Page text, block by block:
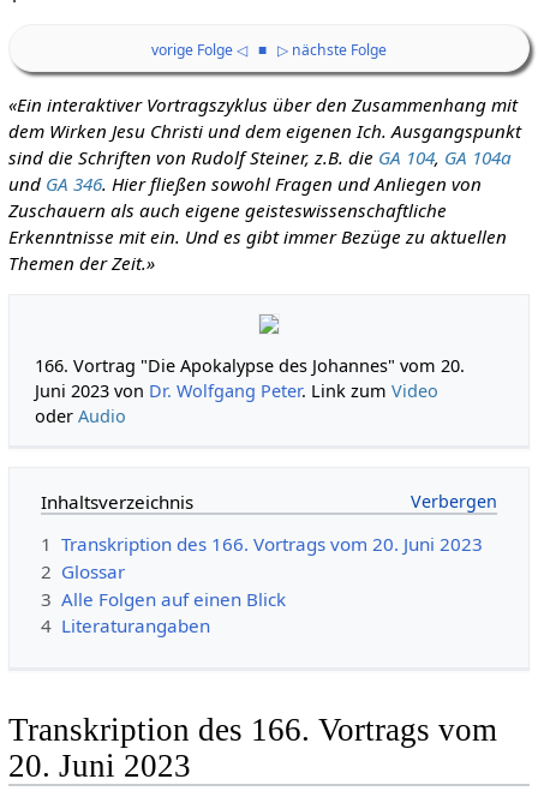
vorige Folge ◁ ■ ▷ nächste Folge
«Ein interaktiver Vortragszyklus über den Zusammenhang mit
dem Wirken Jesu Christi und dem eigenen Ich. Ausgangspunkt
sind die Schriften von Rudolf Steiner, z.B. die GA 104, GA 104a
und GA 346. Hier fließen sowohl Fragen und Anliegen von
Zuschauern als auch eigene geisteswissenschaftliche
Erkenntnisse mit ein. Und es gibt immer Bezüge zu aktuellen
Themen der Zeit.»
166. Vortrag "Die Apokalypse des Johannes" vom 20.
Juni 2023 von Dr. Wolfgang Peter. Link zumVideo
oderAudio
Inhaltsverzeichnis
1 Transkription des 166. Vortrags vom 20. Juni 2023
2 Glossar
3 Alle Folgen auf einen Blick
4 Literaturangaben
Transkription des 166. Vortrags vom
20. Juni 2023